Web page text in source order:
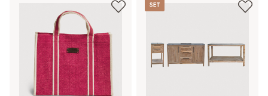
Set